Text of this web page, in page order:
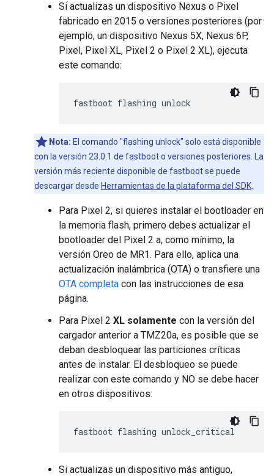
Si actualizas un dispositivo Nexus o Pixel
fabricado en 2015 o versiones posteriores (por
ejemplo, un dispositivo Nexus 5X, Nexus 6P,
Pixel, Pixel XL, Pixel 2 o Pixel 2 XL), ejecuta
este comando:
Nota: El comando "flashing unlock" solo está disponible
con la versión 23.0.1 de fastboot o versiones posteriores. La
versión más reciente disponible de fastboot se puede
descargar desde Herramientas de la plataforma del SDK
Para Pixel 2, si quieres instalar el bootloader en
la memoria flash, primero debes actualizar el
bootloader del Pixel 2 a, como mínimo, la
versión Oreo de MR1. Para ello, aplica una
actualización inalámbrica (OTA) o transfiere una
OTA completa con las instrucciones de esa
página.
Para Pixel 2 XL solamente con la versión del
cargador anterior a TMZ20a, es posible que se
deban desbloquear las particiones críticas
antes de instalar. El desbloqueo se puede
realizar con este comando y NO se debe hacer
en otros dispositivos:
Si actualizas un dispositivo más antiguo,